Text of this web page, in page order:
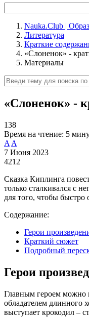
Nauka.Club |
Литература
Краткие
«Слоненок» -
Материалы
«Слоненок» -
138
Время на чтение: 5
A A
7 Июня 2023
4212
Сказка Киплинга
только сталкивался с
для того, чтобы быстро
Содержание:
Герои
Краткий сюжет
Подробный
Герои
Главным героем можно
обладателем длинного
выступает крокодил –